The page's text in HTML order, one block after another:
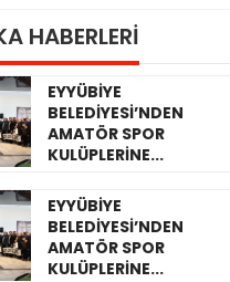
HABERLERİ
EYYÜBİYE
BELEDİYESİ’NDEN
AMATÖR SPOR
KULÜPLERİNE...
EYYÜBİYE
BELEDİYESİ’NDEN
AMATÖR SPOR
KULÜPLERİNE...